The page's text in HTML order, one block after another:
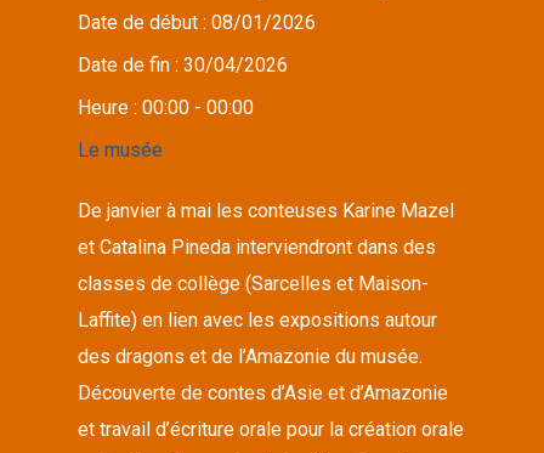
Date de début :08/01/2026
Date de fin :30/04/2026
Heure :00:00 - 00:00
Le musée
De janvier à mai les conteuses Karine Mazel
et Catalina Pineda interviendront dans des
classes de collège (Sarcelles et Maison-
Laffite) en lien avec les expositions autour
des dragons et de l’Amazonie du musée.
Découverte de contes d’Asie et d’Amazonie
et travail d’écriture orale pour la création orale